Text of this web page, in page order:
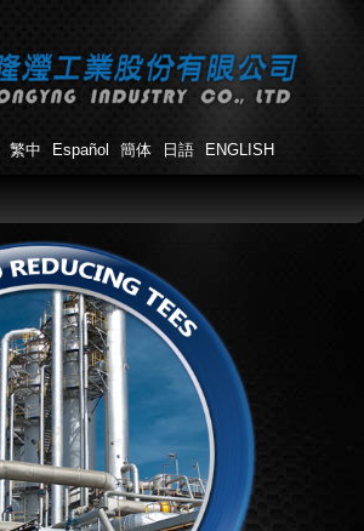
繁中 Español 簡体 日語 ENGLISH